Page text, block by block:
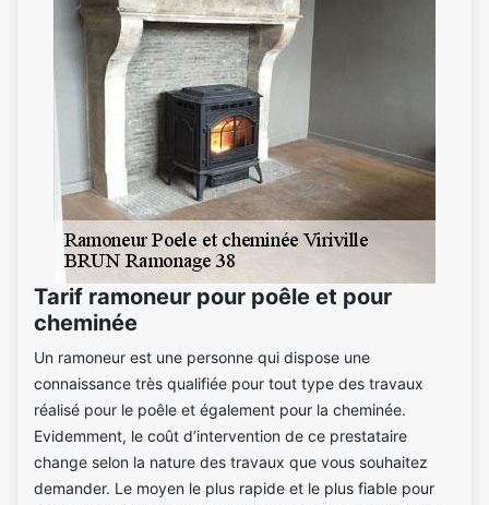
Tarif ramoneur pour poêle et pour
cheminée
Un ramoneur est une personne qui dispose une
connaissance très qualifiée pour tout type des travaux
réalisé pour le poêle et également pour la cheminée.
Evidemment, le coût d’intervention de ce prestataire
change selon la nature des travaux que vous souhaitez
demander. Le moyen le plus rapide et le plus fiable pour